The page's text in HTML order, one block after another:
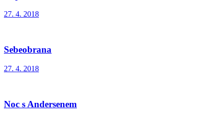
27. 4. 2018
Sebeobrana
27. 4. 2018
Noc s Andersenem